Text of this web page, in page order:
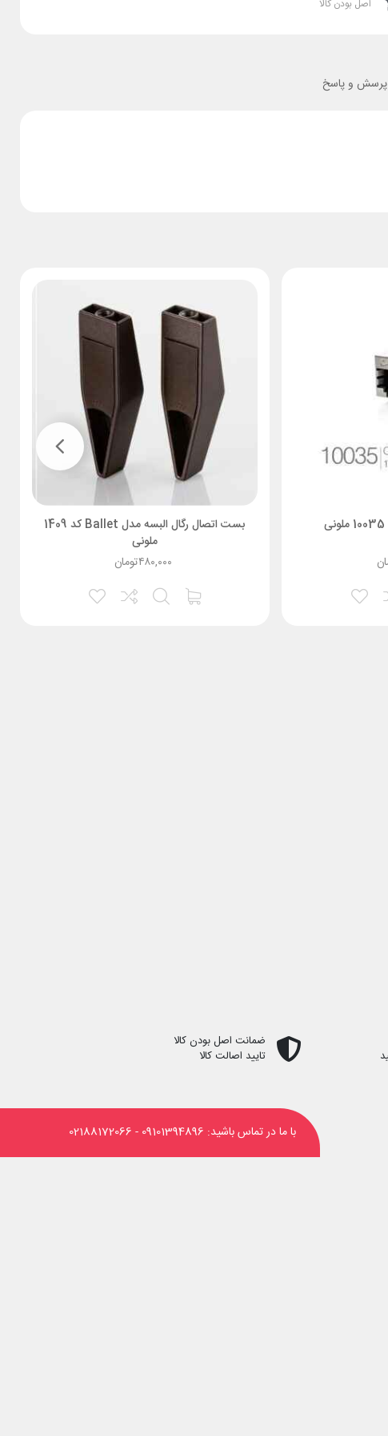
اصل بودن کالا
پرسش و پاسخ
بست اتصال رگال البسه مدل Ballet کد 1409
ملونی
۴۸۰,۰۰۰تومان
با ما در تماس باشید: 09101394896
-
02188172066
ضمانت اصل بودن کالا
تایید اصالت کالا